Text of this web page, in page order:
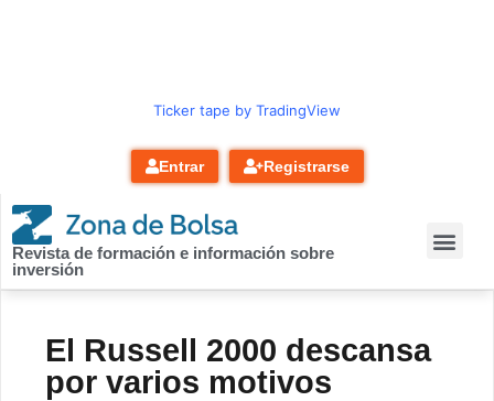
Ticker tape by TradingView
Entrar Registrarse
Revista de formación e información sobre
inversión
El Russell 2000 descansa
por varios motivos